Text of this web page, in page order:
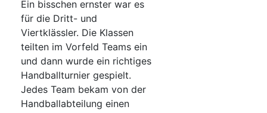
Ein bisschen ernster war es
für die Dritt- und
Viertklässler. Die Klassen
teilten im Vorfeld Teams ein
und dann wurde ein richtiges
Handballturnier gespielt.
Jedes Team bekam von der
Handballabteilung einen